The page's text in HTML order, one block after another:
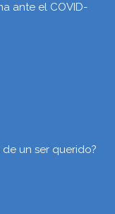
ante el COVID-
un ser querido?